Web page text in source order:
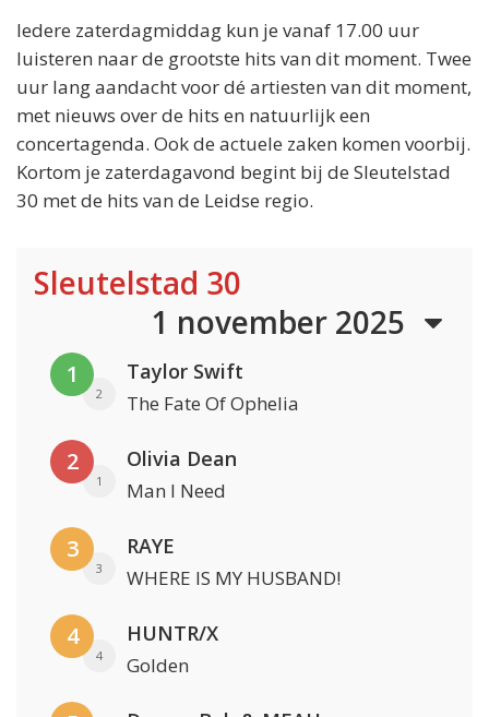
Iedere zaterdagmiddag kun je vanaf 17.00 uur
luisteren naar de grootste hits van dit moment. Twee
uur lang aandacht voor dé artiesten van dit moment,
met nieuws over de hits en natuurlijk een
concertagenda. Ook de actuele zaken komen voorbij.
Kortom je zaterdagavond begint bij de Sleutelstad
30 met de hits van de Leidse regio.
Sleutelstad 30
1 november 2025
1
2
Taylor Swift
The Fate Of Ophelia
2
1
Olivia Dean
Man I Need
3
3
RAYE
WHERE IS MY HUSBAND!
4
4
HUNTR/X
Golden